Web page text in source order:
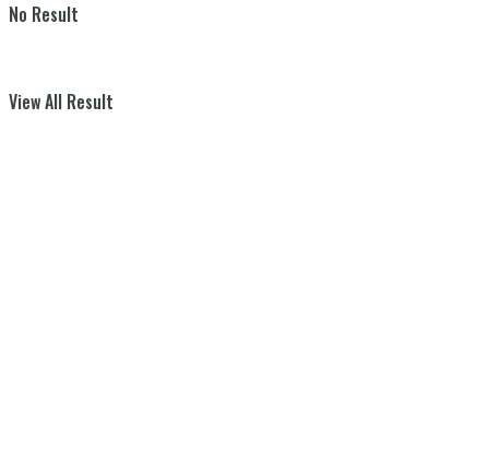
No Result
View All Result